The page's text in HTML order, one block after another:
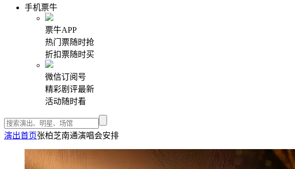
手机票牛
票牛APP
热门票随时抢
折扣票随时买
微信订阅号
精彩剧评最新
活动随时看
演出首页张柏芝南通演唱会安排